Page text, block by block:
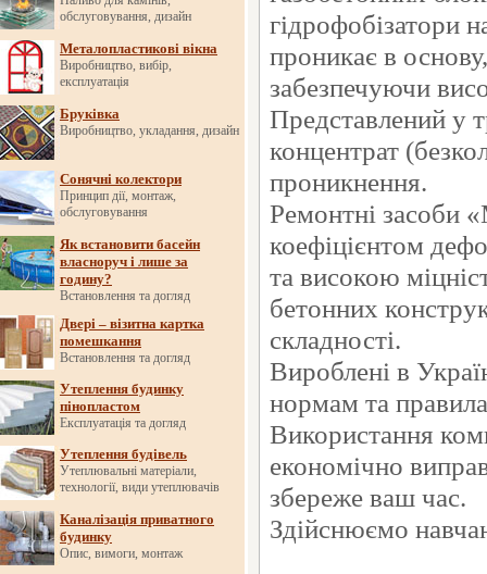
обслуговування, дизайн
Металопластикові вікна
Виробництво, вибір,
експлуатація
Бруківка
Виробництво, укладання, дизайн
Сонячні колектори
Принцип дії, монтаж,
обслуговування
Як встановити басейн
власноруч і лише за
годину?
Встановлення та догляд
Двері – візитна картка
помешкання
Встановлення та догляд
Утеплення будинку
пінопластом
Експлуатація та догляд
Утеплення будівель
Утеплювальні матеріали,
технології, види утеплювачів
Каналізація приватного
будинку
Опис, вимоги, монтаж
гідрофобізатори
проникає в основу,
забезпечуючи
Представлений у
концентрат
проникнення.
Ремонтні засоби
коефіцієнтом
та високою
бетонних
складності.
Вироблені в
нормам та
Використання
економічно
збереже ваш час.
Здійснюємо